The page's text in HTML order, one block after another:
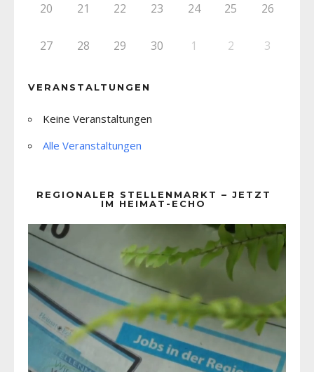
20 21 22 23 24 25 26
27 28 29 30 1 2 3
VERANSTALTUNGEN
Keine Veranstaltungen
Alle Veranstaltungen
REGIONALER STELLENMARKT – JETZT
IM HEIMAT-ECHO
Player